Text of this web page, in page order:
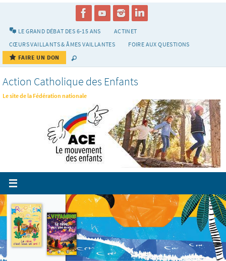
LE GRAND DÉBAT DES 6-15 ANS
ACTINET
CŒURS VAILLANTS & ÂMES VAILLANTES
FOIRE AUX QUESTIONS
FAIRE UN DON
Action Catholique des Enfants
Le site de la Fédération nationale